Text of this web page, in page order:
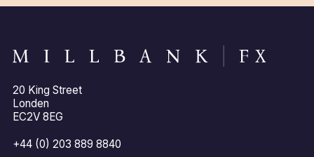
20 King Street
Londen
EC2V 8EG
+44 (0) 203 889 8840